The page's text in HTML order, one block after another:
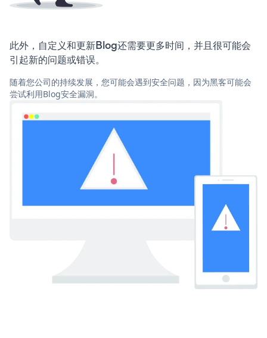
此外，自定义和更新Blog还需要更多时间，并且很可能会
引起新的问题或错误。
随着您公司的持续发展，您可能会遇到安全问题，因为黑客可能会
尝试利用Blog安全漏洞。